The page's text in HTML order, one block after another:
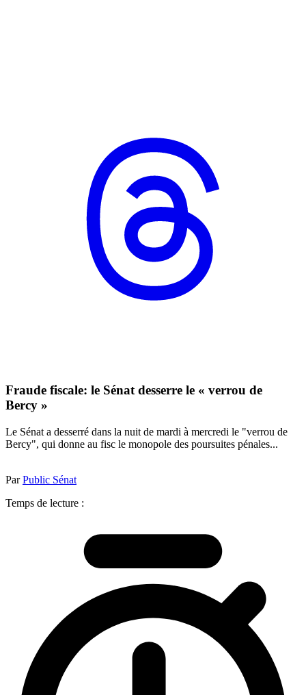
Fraude fiscale: le Sénat desserre le « verrou de
Bercy »
Le Sénat a desserré dans la nuit de mardi à mercredi le "verrou de
Bercy", qui donne au fisc le monopole des poursuites pénales...
ParPublic Sénat
Temps de lecture :